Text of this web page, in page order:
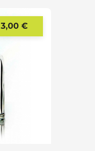
3,00 €